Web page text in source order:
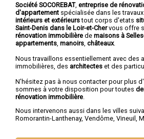
Société SOCOREBAT, entreprise de
d'appartement spécialisée dans les travaux
intérieurs et extérieurstout corps d'etats
Saint-Denis dans le Loir-et-Chervous offre
rénovation immobilière de maisons à
appartements manoirs châteaux.
Nous travaillons essentiellement avec des
immobilières, des architectes et des
N'hésitez pas à nous contacter pour plus
sommes à votre disposition pour toutes
rénovation immobilière
Nous intervenons aussi dans les villes
Romorantin-Lanthenay, Vendôme, Vineuil ,